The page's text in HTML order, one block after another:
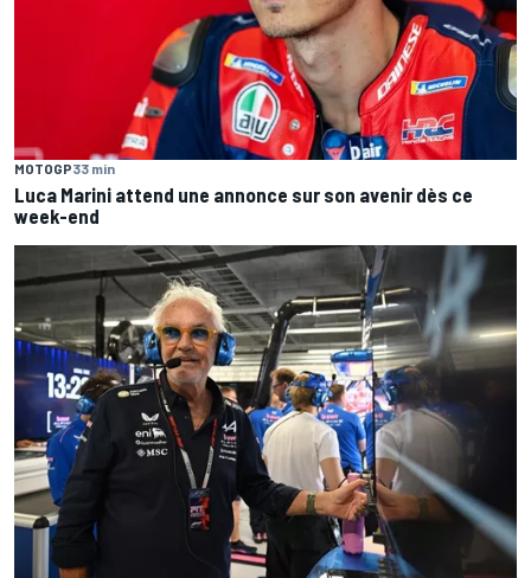
MOTOGP33 min
Luca Marini attend une annonce sur son avenir dès ce
week-end